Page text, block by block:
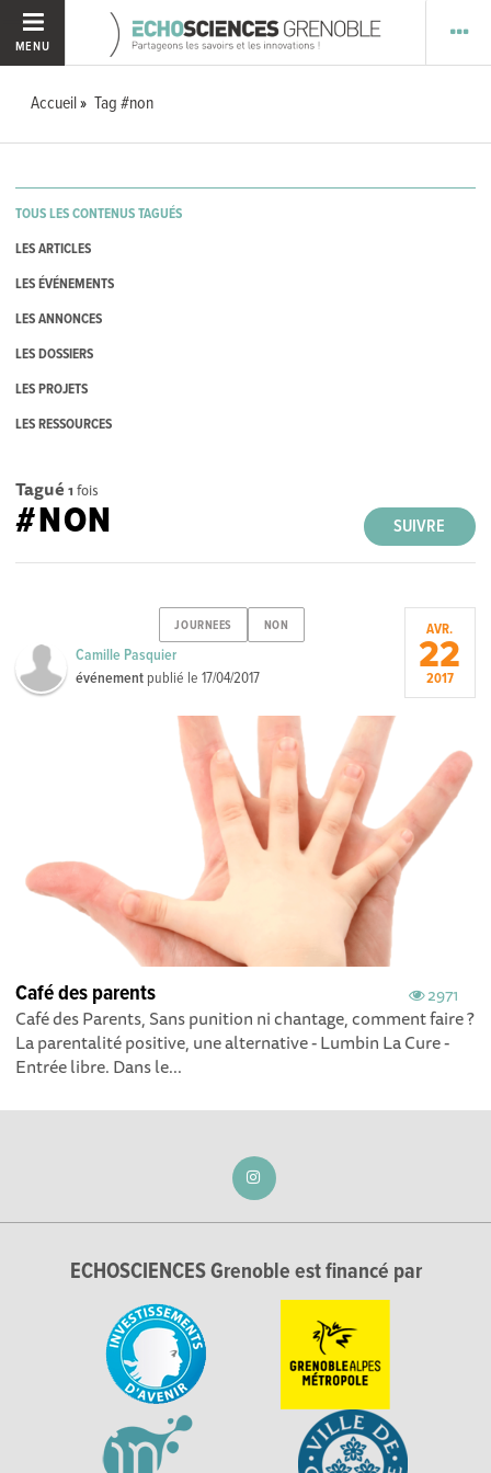
MENU
Accueil Tag #non
TOUS LES CONTENUS TAGUÉS
LES ARTICLES
LES ÉVÉNEMENTS
LES ANNONCES
LES DOSSIERS
LES PROJETS
LES RESSOURCES
Tagué 1 fois
SUIVRE
#NON
JOURNEES NON
Camille Pasquier
événement publié le17/04/2017
AVR.
22
2017
2971
Café des parents
Café des Parents, Sans punition ni chantage, comment faire ?
La parentalité positive, une alternative - Lumbin La Cure -
Entrée libre. Dans le...
ECHOSCIENCES Grenoble est financé par